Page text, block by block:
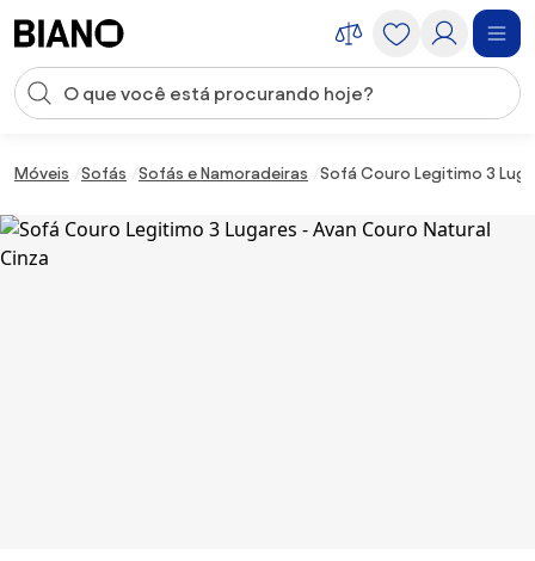
Entrada de pesquisa
Móveis Sofás Sofás e Namoradeiras Sofá Couro Legitimo 3